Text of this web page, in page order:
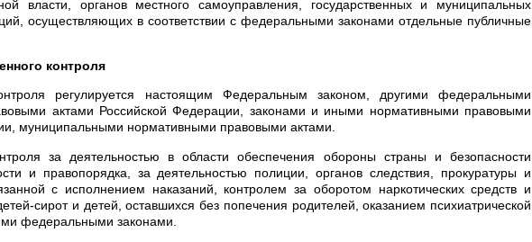
власти, органов местного самоуправления, государственных и муниципальных
осуществляющих в соответствии с федеральными законами отдельные публичные
контроля
регулируется настоящим Федеральным законом, другими федеральными
актами Российской Федерации, законами и иными нормативными правовыми
муниципальными нормативными правовыми актами.
за деятельностью в области обеспечения обороны страны и безопасности
и правопорядка, за деятельностью полиции, органов следствия, прокуратуры и
с исполнением наказаний, контролем за оборотом наркотических средств и
сирот и детей, оставшихся без попечения родителей, оказанием психиатрической
федеральными законами.